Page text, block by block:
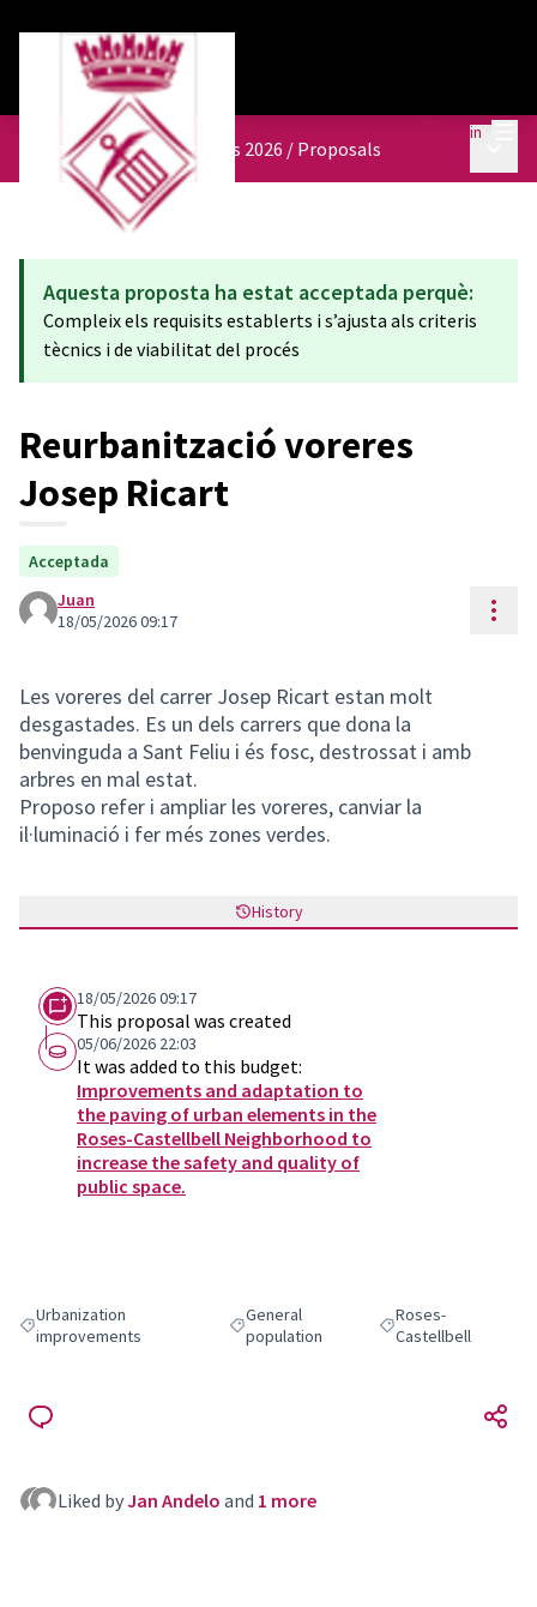
Log in
Pressupostos participatius 2026 / Proposals
Aquesta proposta ha estat acceptada perquè:
Compleix els requisits establerts i s’ajusta als criteris
tècnics i de viabilitat del procés
Reurbanització voreres
Josep Ricart
Acceptada
Juan
18/05/2026 09:17
Les voreres del carrer Josep Ricart estan molt
desgastades. Es un dels carrers que dona la
benvinguda a Sant Feliu i és fosc, destrossat i amb
arbres en mal estat.
Proposo refer i ampliar les voreres, canviar la
il·luminació i fer més zones verdes.
History
18/05/2026 09:17
This proposal was created
05/06/2026 22:03
It was added to this budget:
Improvements and adaptation to
the paving of urban elements in the
Roses-Castellbell Neighborhood to
increase the safety and quality of
public space.
Filter results for: Urbanization improvements
Urbanization
improvements
Filter results for: General population
General
population
Filter results for:
Roses-
Castellbell
Liked byJan Andelo and 1 more